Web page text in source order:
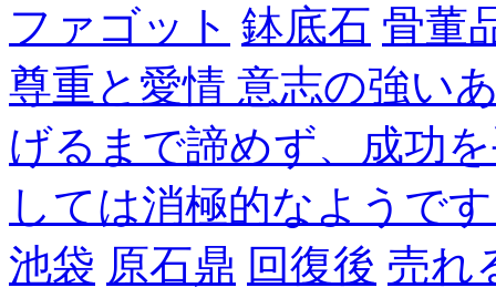
ファゴット 鉢底石 骨董
尊重と愛情 意志の強い
げるまで諦めず、成功
しては消極的なようで
池袋 原石鼎 回復後 売れ